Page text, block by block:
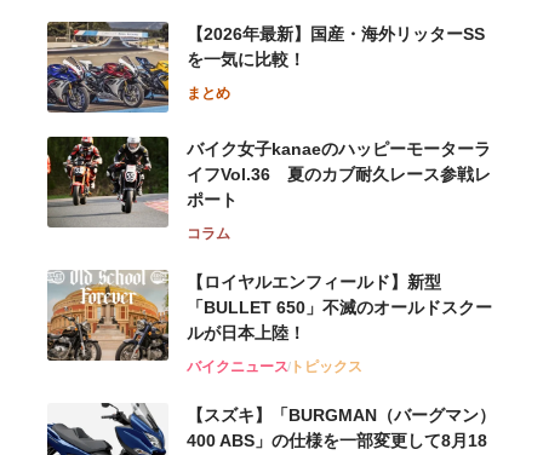
【2026年最新】国産・海外リッターSS
を一気に比較！
まとめ
バイク女子kanaeのハッピーモーターラ
イフVol.36 夏のカブ耐久レース参戦レ
ポート
コラム
【ロイヤルエンフィールド】新型
「BULLET 650」不滅のオールドスクー
ルが⽇本上陸！
バイクニューストピックス
【スズキ】「BURGMAN（バーグマン）
400 ABS」の仕様を一部変更して8月18